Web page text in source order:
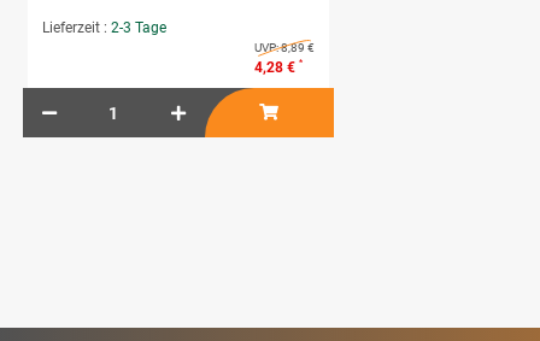
Lieferzeit : 2-3 Tage
UVP:8,89 €
4,28 € *